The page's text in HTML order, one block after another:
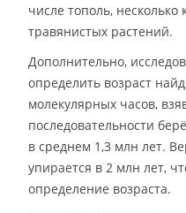
числе тополь,
травянистых растений.
Дополнительно,
определить возраст
молекулярных часов,
последовательности
в среднем 1,3 млн лет.
упирается в 2 млн лет,
определение возраста.